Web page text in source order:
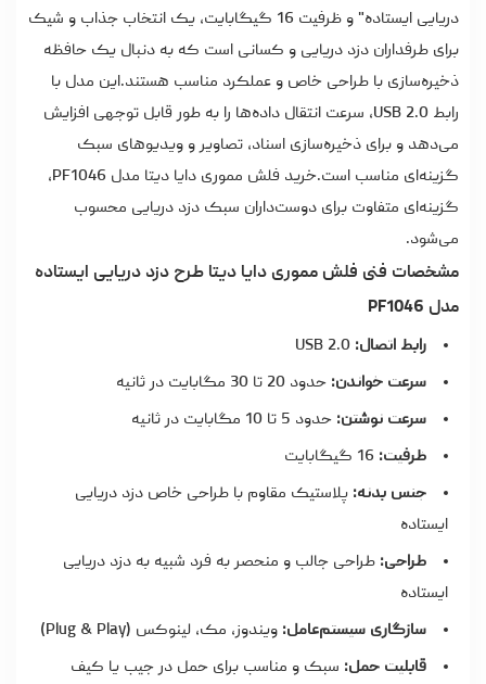
دریایی ایستاده" و ظرفیت 16 گیگابایت، یک انتخاب جذاب و شیک
برای طرفداران دزد دریایی و کسانی است که به دنبال یک حافظه
ذخیره‌سازی با طراحی خاص و عملکرد مناسب هستند.این مدل با
رابط USB 2.0، سرعت انتقال داده‌ها را به طور قابل توجهی افزایش
می‌دهد و برای ذخیره‌سازی اسناد، تصاویر و ویدیوهای سبک
گزینه‌ای مناسب است.خرید فلش مموری دایا دیتا
مدل PF1046،
گزینه‌ای متفاوت برای دوست‌داران سبک دزد دریایی محسوب
می‌شود.
مشخصات فنی فلش مموری دایا دیتا طرح دزد دریایی ایستاده
مدل PF1046
رابط اتصال:
سرعت خواندن: حدود 20 تا 30 مگابایت در ثانیه
سرعت نوشتن: حدود 5 تا 10 مگابایت در ثانیه
ظرفیت:
جنس بدنه: پلاستیک مقاوم با طراحی خاص دزد دریایی
ایستاده
طراحی: طراحی جالب و منحصر به فرد شبیه به دزد دریایی
ایستاده
سازگاری سیستم‌عامل: ویندوز، مک، لینوکس (Plug & Play)
قابلیت حمل: سبک و مناسب برای حمل در جیب یا کیف